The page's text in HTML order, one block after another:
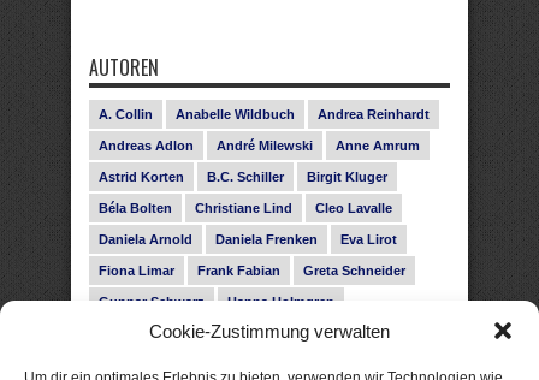
Cookie-Zustimmung verwalten
AUTOREN
A. Collin Anabelle Wildbuch Andrea Reinhardt
Andreas Adlon André Milewski Anne Amrum
Astrid Korten B.C. Schiller Birgit Kluger
Béla Bolten Christiane Lind Cleo Lavalle
Daniela Arnold Daniela Frenken Eva Lirot
Fiona Limar Frank Fabian Greta Schneider
Gunnar Schwarz Hanna Holmgren
Heike Fröhling Ina Glahe Ivo Pala J. Vellguth